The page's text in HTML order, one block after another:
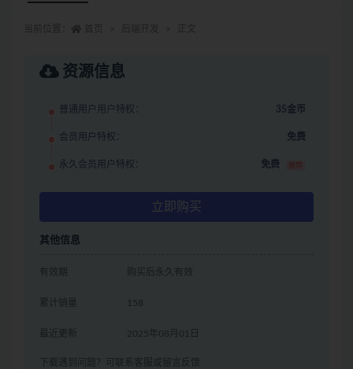
资源信息
普通用户用户特权： 35金币
会员用户特权： 免费
永久会员用户特权： 免费 推荐
立即购买
其他信息
有效期 购买后永久有效
累计销量 158
最近更新 2025年08月01日
下载遇到问题？可联系客服或留言反馈